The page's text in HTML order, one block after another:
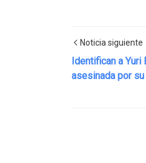
Noticia siguiente
Identifican a Yuri
asesinada por su